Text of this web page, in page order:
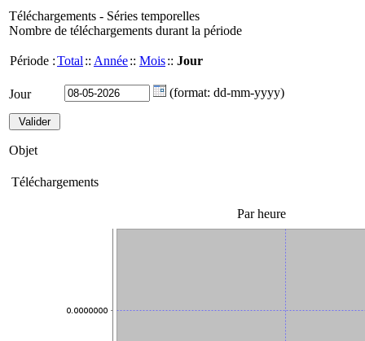
Téléchargements - Séries temporelles
Nombre de téléchargements durant la période
Période :Total :: Année:: Mois:: Jour
Jour (format: dd-mm-yyyy)
Objet
Téléchargements
Par heure